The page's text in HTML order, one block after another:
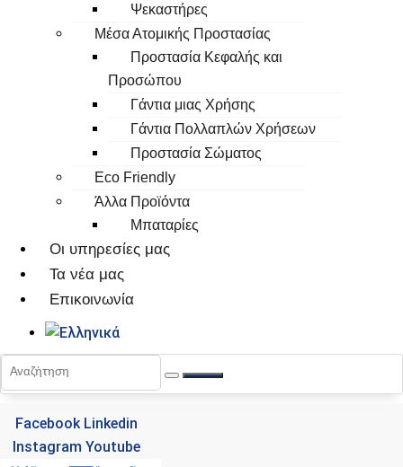
Ψεκαστήρες
Μέσα Ατομικής Προστασίας
Προστασία Κεφαλής και
Προσώπου
Γάντια μιας Χρήσης
Γάντια Πολλαπλών Χρήσεων
Προστασία Σώματος
Eco Friendly
Άλλα Προϊόντα
Μπαταρίες
Οι υπηρεσίες μας
Τα νέα μας
Επικοινωνία
Facebook Linkedin
Instagram Youtube